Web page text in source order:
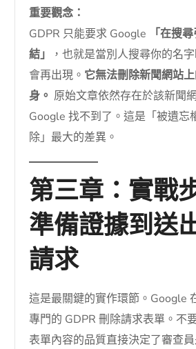
重要觀念：
GDPR 只能要求 Google
「在搜
結」
，也就是當別人搜尋你的名
會再出現。 它無法刪除新聞網站
身。 原始文章依然存在於該新聞
Google 找不到了。這是「被遺忘
除」最大的差異。
第三章：實戰
準備證據到送
請求
這是最關鍵的實作環節。Google
專門的 GDPR 刪除請求表單。不
表單內容的品質直接決定了審查